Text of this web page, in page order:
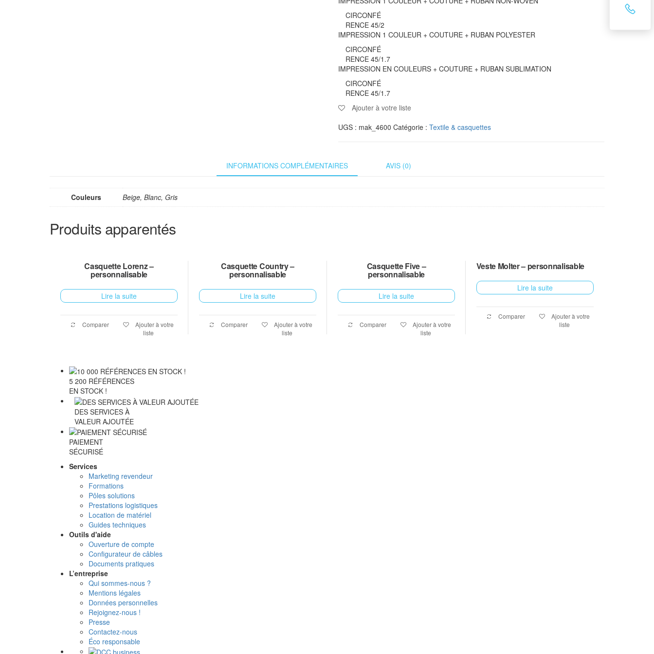
CIRCONFÉ
RENCE 45/2
IMPRESSION 1 COULEUR + COUTURE + RUBAN POLYESTER
CIRCONFÉ
RENCE 45/1.7
IMPRESSION EN COULEURS + COUTURE + RUBAN SUBLIMATION
CIRCONFÉ
RENCE 45/1.7
Ajouter à votre liste
UGS : mak_4600 Catégorie : Textile & casquettes
INFORMATIONS COMPLÉMENTAIRES AVIS (0)
Couleurs Beige, Blanc, Gris
Produits apparentés
Casquette Lorenz –
personnalisable
Lire la suite
Comparer
Ajouter à votre
liste
Casquette Country –
personnalisable
Lire la suite
Comparer
Ajouter à votre
liste
Casquette Five –
personnalisable
Lire la suite
Comparer
Ajouter à votre
liste
Veste Molter – personnalisable
Lire la suite
Comparer
Ajouter à votre
liste
5 200 RÉFÉRENCES
EN STOCK !
DES SERVICES À
VALEUR AJOUTÉE
PAIEMENT
SÉCURISÉ
Services
Marketing revendeur
Formations
Pôles solutions
Prestations logistiques
Location de matériel
Guides techniques
Outils d'aide
Ouverture de compte
Configurateur de câbles
Documents pratiques
L’entreprise
Qui sommes-nous ?
Mentions légales
Données personnelles
Rejoignez-nous !
Presse
Contactez-nous
Éco responsable